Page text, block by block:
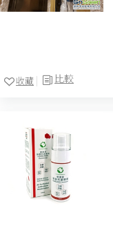
比較
收藏